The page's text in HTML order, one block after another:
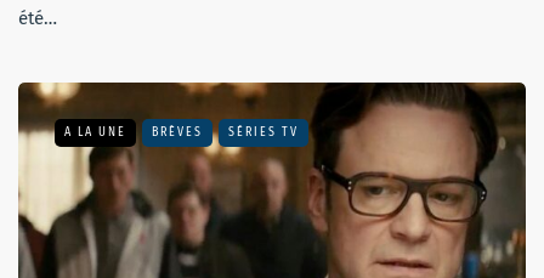
été…
A LA UNE BRÈVES SÉRIES TV